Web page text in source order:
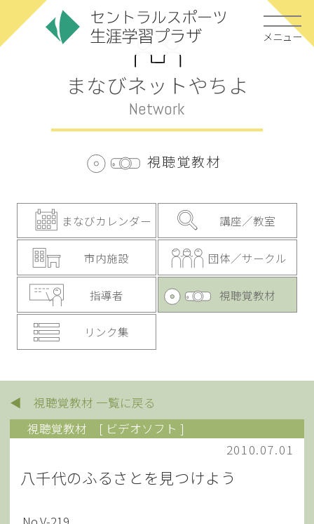
メニュー
まなびネットやちよ
Network
視聴覚教材
まなびカレンダー 講座／教室
市内施設 団体／サークル
指導者 視聴覚教材
リンク集
◀ 視聴覚教材 一覧に戻る
視聴覚教材
[ ビデオソフト ]
2010.07.01
八千代のふるさとを見つけよう